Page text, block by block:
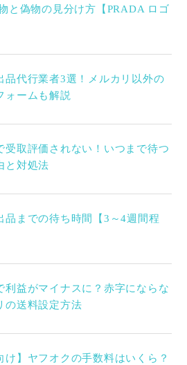
と偽物の見分け方【PRADA ロゴ
品代行業者3選！メルカリ以外の
ォームも解説
受取評価されない！いつまで待つ
と対処法
品までの待ち時間【3～4週間程
利益がマイナスに？赤字にならな
の送料設定方法
け】ヤフオクの手数料はいくら？